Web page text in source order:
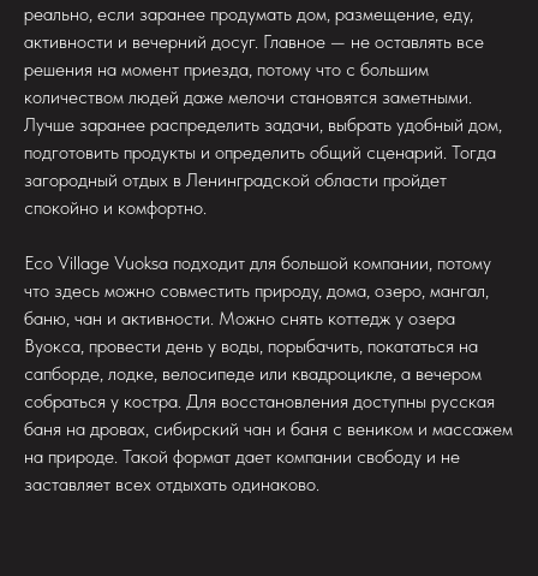
реально, если заранее продумать дом, размещение, еду,
активности и вечерний досуг. Главное — не оставлять все
решения на момент приезда, потому что с большим
количеством людей даже мелочи становятся заметными.
Лучше заранее распределить задачи, выбрать удобный дом,
подготовить продукты и определить общий сценарий. Тогда
загородный отдых в Ленинградской области пройдет
спокойно и комфортно.
Eco Village Vuoksa подходит для большой компании, потому
что здесь можно совместить природу, дома, озеро, мангал,
баню, чан и активности. Можно снять коттедж у озера
Вуокса, провести день у воды, порыбачить, покататься на
сапборде, лодке, велосипеде или квадроцикле, а вечером
собраться у костра. Для восстановления доступны русская
баня на дровах, сибирский чан и баня с веником и массажем
на природе. Такой формат дает компании свободу и не
заставляет всех отдыхать одинаково.